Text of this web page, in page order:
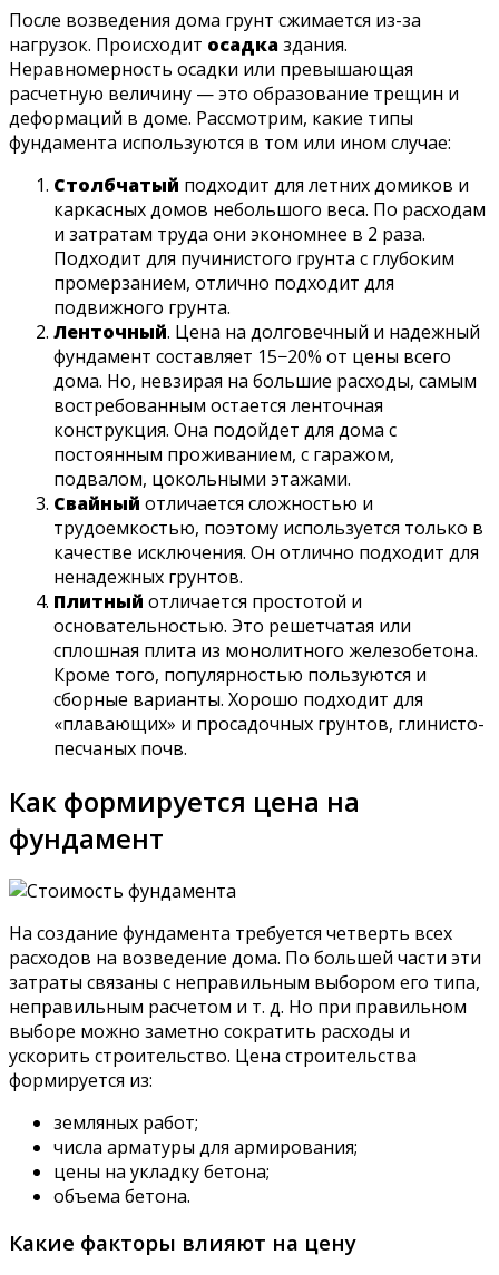
После возведения дома грунт сжимается из-за
нагрузок. Происходит осадказдания.
Неравномерность осадки или превышающая
расчетную величину — это образование трещин и
деформаций в доме. Рассмотрим, какие типы
фундамента используются в том или ином случае:
Столбчатый подходит для летних домиков и
каркасных домов небольшого веса. По расходам
и затратам труда они экономнее в 2 раза.
Подходит для пучинистого грунта с глубоким
промерзанием, отлично подходит для
подвижного грунта.
Ленточный. Цена на долговечный и надежный
фундамент составляет 15−20% от цены всего
дома. Но, невзирая на большие расходы, самым
востребованным остается ленточная
конструкция. Она подойдет для дома с
постоянным проживанием, с гаражом,
подвалом, цокольными этажами.
Свайный отличается сложностью и
трудоемкостью, поэтому используется только в
качестве исключения. Он отлично подходит для
ненадежных грунтов.
Плитный отличается простотой и
основательностью. Это решетчатая или
сплошная плита из монолитного железобетона.
Кроме того, популярностью пользуются и
сборные варианты. Хорошо подходит для
«плавающих» и просадочных грунтов, глинисто-
песчаных почв.
Как формируется цена на
фундамент
На создание фундамента требуется четверть всех
расходов на возведение дома. По большей части эти
затраты связаны с неправильным выбором его типа,
неправильным расчетом и т. д. Но при правильном
выборе можно заметно сократить расходы и
ускорить строительство. Цена строительства
формируется из:
земляных работ;
числа арматуры для армирования;
цены на укладку бетона;
объема бетона.
Какие факторы влияют на цену